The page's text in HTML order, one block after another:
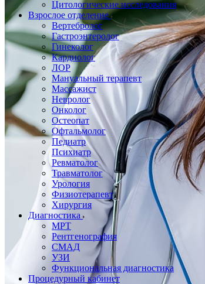
Цитологические исследования
Взрослое отделение
Вертебролог
Гастроэнтеролог
Гинеколог
Кардиолог
ЛОР
Мануальный терапевт
Массажист
Невролог
Онколог
Остеопат
Офтальмолог
Педиатр
Психиатр
Ревматолог
Травматолог
Урология
Физиотерапевт
Хирургия
Диагностика
МРТ
Рентгенография
СМАД
УЗИ
Функциональная диагностика
Процедурный кабинет